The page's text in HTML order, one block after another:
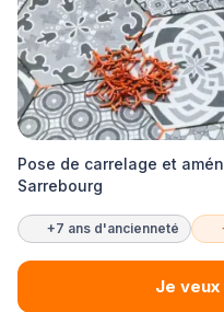
Pose de carrelage et
Sarrebourg
+7 ans d'ancienneté
Je